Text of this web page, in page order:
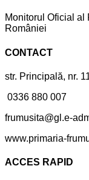
Monitorul Oficial
României
CONTACT
str. Principală, nr.
0336 880 007
frumusita@gl.e-
www.primaria-
ACCES RAPID